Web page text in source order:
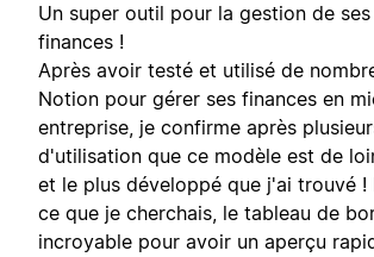
Un super outil pour la gestion de ses
finances !
Après avoir testé et utilisé de
Notion pour gérer ses finances en
entreprise, je confirme après
d'utilisation que ce modèle est de
et le plus développé que j'ai trouvé !
ce que je cherchais, le tableau de
incroyable pour avoir un aperçu